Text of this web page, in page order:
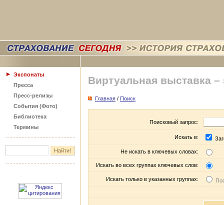
Экспонаты
Пресса
Пресс-релизы
События (Фото)
Библиотека
Термины
Виртуальная выставка –
Главная / Поиск
Поисковый запрос:
Искать в:
Не искать в ключевых словах:
Искать во всех группах ключевых слов:
Искать только в указанных группах: